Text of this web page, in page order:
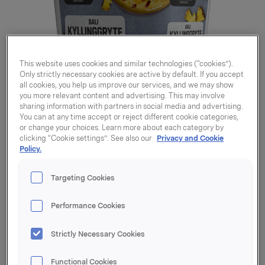
Kyllinggryte Bali 8l
Varenummer: 07039010572217
This website uses cookies and similar technologies (“cookies”).
Only strictly necessary cookies are active by default. If you accept
all cookies, you help us improve our services, and we may show
you more relevant content and advertising. This may involve
sharing information with partners in social media and advertising.
You can at any time accept or reject different cookie categories,
or change your choices. Learn more about each category by
clicking “Cookie settings”. See also our Privacy and Cookie
Policy.
Targeting Cookies
Performance Cookies
Strictly Necessary Cookies
Functional Cookies